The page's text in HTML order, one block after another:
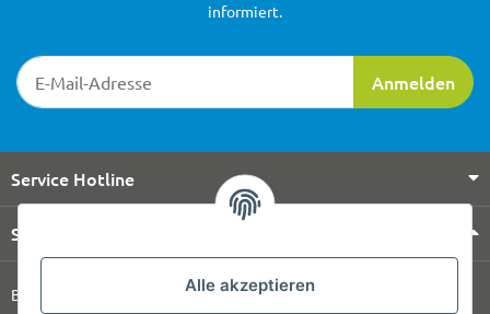
Alle akzeptieren
Newsletter-Registrierung
Anmelden
informiert.
Service Hotline
Shop Service
Barrierefreiheitserklärung